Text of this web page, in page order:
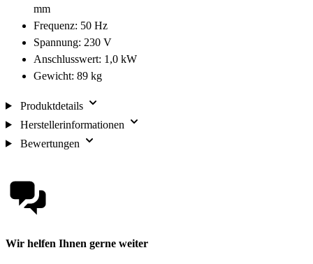
mm
Frequenz: 50 Hz
Spannung: 230 V
Anschlusswert: 1,0 kW
Gewicht: 89 kg
Produktdetails
Herstellerinformationen
Bewertungen
Wir helfen Ihnen gerne weiter